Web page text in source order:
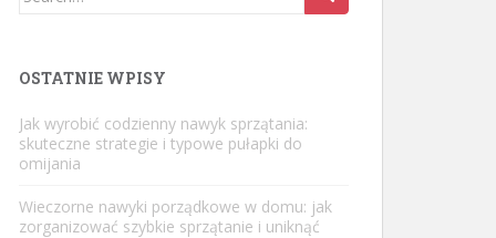
OSTATNIE WPISY
Jak wyrobić codzienny nawyk sprzątania:
skuteczne strategie i typowe pułapki do
omijania
Wieczorne nawyki porządkowe w domu: jak
zorganizować szybkie sprzątanie i uniknąć